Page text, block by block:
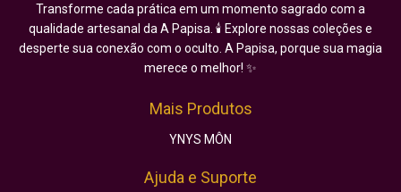
Transforme cada prática em um momento sagrado com a
qualidade artesanal da A Papisa. 🕯️ Explore nossas coleções e
desperte sua conexão com o oculto. A Papisa, porque sua magia
merece o melhor! ✨
Mais Produtos
YNYS MÔN
Ajuda e Suporte